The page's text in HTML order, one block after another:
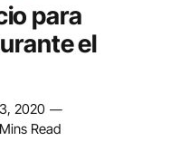
para
el
2020
Read